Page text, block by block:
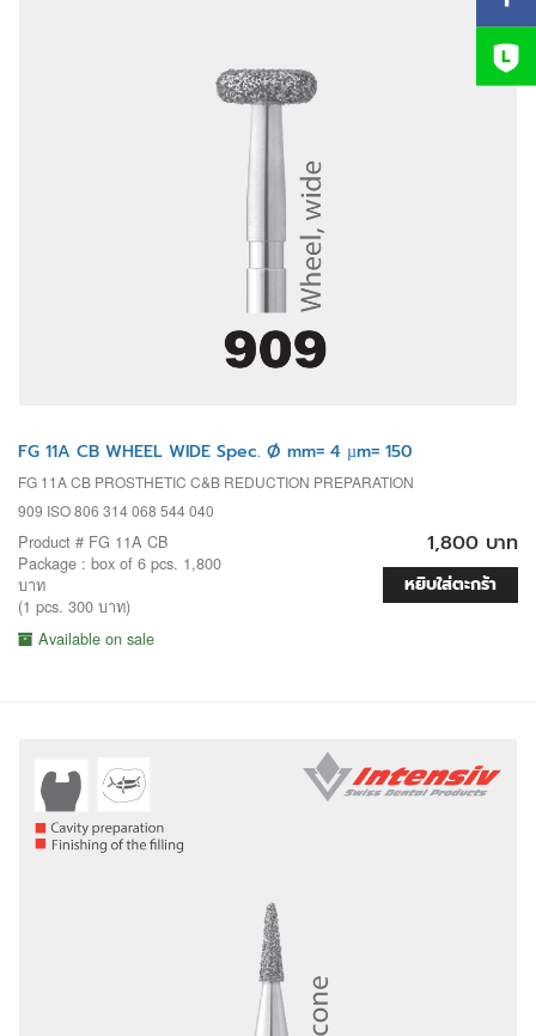
FG 11A CB WHEEL WIDE Spec. Ø mm= 4 µm= 150
FG 11A CB PROSTHETIC C&B REDUCTION PREPARATION
909 ISO 806 314 068 544 040
Product # FG 11A CB
Package : box of 6 pcs. 1,800
บาท
(1 pcs. 300 บาท)
Available on sale
1,800 บาท
หยิบใส่ตะกร้า